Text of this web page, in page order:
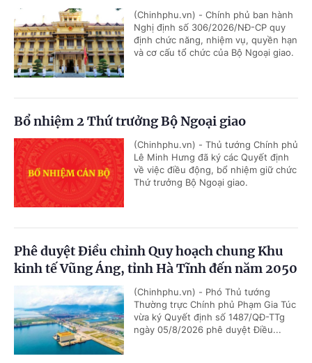
(Chinhphu.vn) - Chính phủ ban hành
Nghị định số 306/2026/NĐ-CP quy
định chức năng, nhiệm vụ, quyền hạn
và cơ cấu tổ chức của Bộ Ngoại giao.
Bổ nhiệm 2 Thứ trưởng Bộ Ngoại giao
(Chinhphu.vn) - Thủ tướng Chính phủ
Lê Minh Hưng đã ký các Quyết định
về việc điều động, bổ nhiệm giữ chức
Thứ trưởng Bộ Ngoại giao.
Phê duyệt Điều chỉnh Quy hoạch chung Khu
kinh tế Vũng Áng, tỉnh Hà Tĩnh đến năm 2050
(Chinhphu.vn) - Phó Thủ tướng
Thường trực Chính phủ Phạm Gia Túc
vừa ký Quyết định số 1487/QĐ-TTg
ngày 05/8/2026 phê duyệt Điều...